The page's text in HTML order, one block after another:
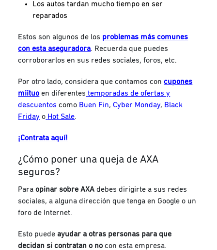
Los autos tardan mucho tiempo en ser
reparados
Estos son algunos de los problemas más comunes
con esta aseguradora. Recuerda que puedes
corroborarlos en sus redes sociales, foros, etc.
Por otro lado, considera que contamos con cupones
miituo en diferentes temporadas de ofertas y
descuentos como Buen Fin, Cyber Monday, Black
Friday o Hot Sale.
¡Contrata aquí!
¿Cómo poner una queja de AXA
seguros?
Paraopinar sobre AXA debes dirigirte a sus redes
sociales, a alguna dirección que tenga en Google o un
foro de Internet.
Esto puede ayudar a otras personas para que
decidan si contratan o no con esta empresa.